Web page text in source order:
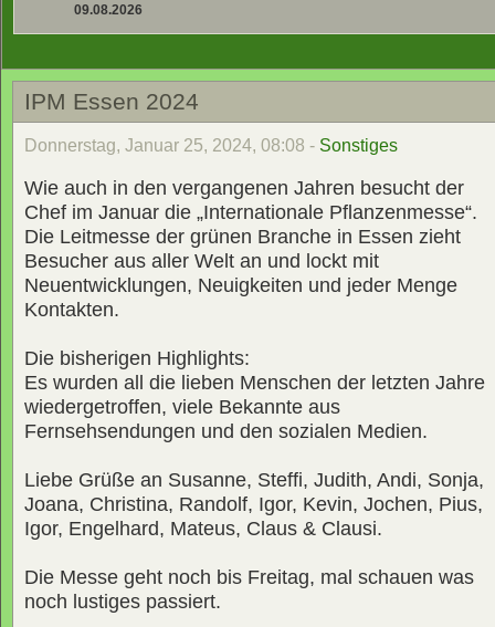
09.08.2026
IPM Essen 2024
Donnerstag, Januar 25, 2024, 08:08 - Sonstiges
Wie auch in den vergangenen Jahren besucht der
Chef im Januar die „Internationale Pflanzenmesse“.
Die Leitmesse der grünen Branche in Essen zieht
Besucher aus aller Welt an und lockt mit
Neuentwicklungen, Neuigkeiten und jeder Menge
Kontakten.
Die bisherigen Highlights:
Es wurden all die lieben Menschen der letzten Jahre
wiedergetroffen, viele Bekannte aus
Fernsehsendungen und den sozialen Medien.
Liebe Grüße an Susanne, Steffi, Judith, Andi, Sonja,
Joana, Christina, Randolf, Igor, Kevin, Jochen, Pius,
Igor, Engelhard, Mateus, Claus & Clausi.
Die Messe geht noch bis Freitag, mal schauen was
noch lustiges passiert.